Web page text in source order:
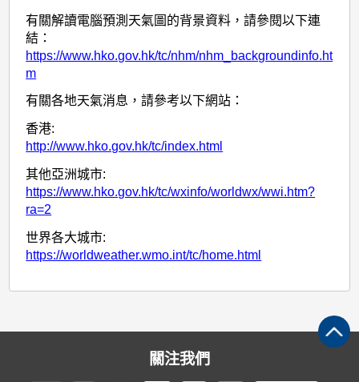
有關解讀電腦預測天氣圖的背景資料，請參閱以下連
結：
https://www.hko.gov.hk/tc/nhm/nhm_backgroundinfo.ht
m
有關各地天氣消息，請參考以下網站：
香港:
http://www.hko.gov.hk/tc/index.html
其他亞洲城市:
https://www.hko.gov.hk/tc/wxinfo/worldwx/wwi.htm?
ra=2
世界各大城市:
https://worldweather.wmo.int/tc/home.html
關注我們